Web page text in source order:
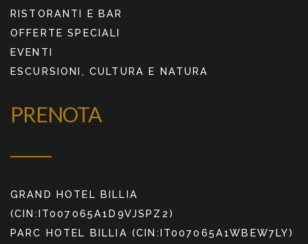
RISTORANTI E BAR
OFFERTE SPECIALI
EVENTI
ESCURSIONI, CULTURA E NATURA
PRENOTA
GRAND HOTEL BILLIA
(CIN:IT007065A1D9VJSPZ2)
PARC HOTEL BILLIA (CIN:IT007065A1WBEW7LY)